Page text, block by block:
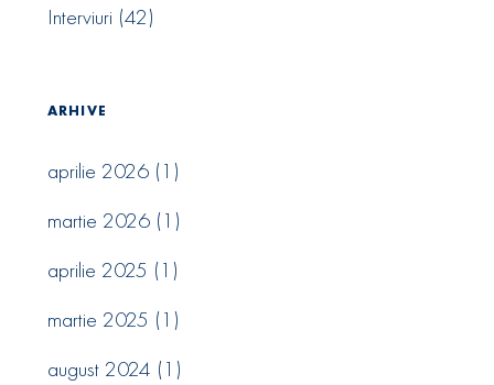
Interviuri (42)
ARHIVE
aprilie 2026(1)
martie 2026(1)
aprilie 2025 (1)
martie 2025 (1)
august 2024 (1)